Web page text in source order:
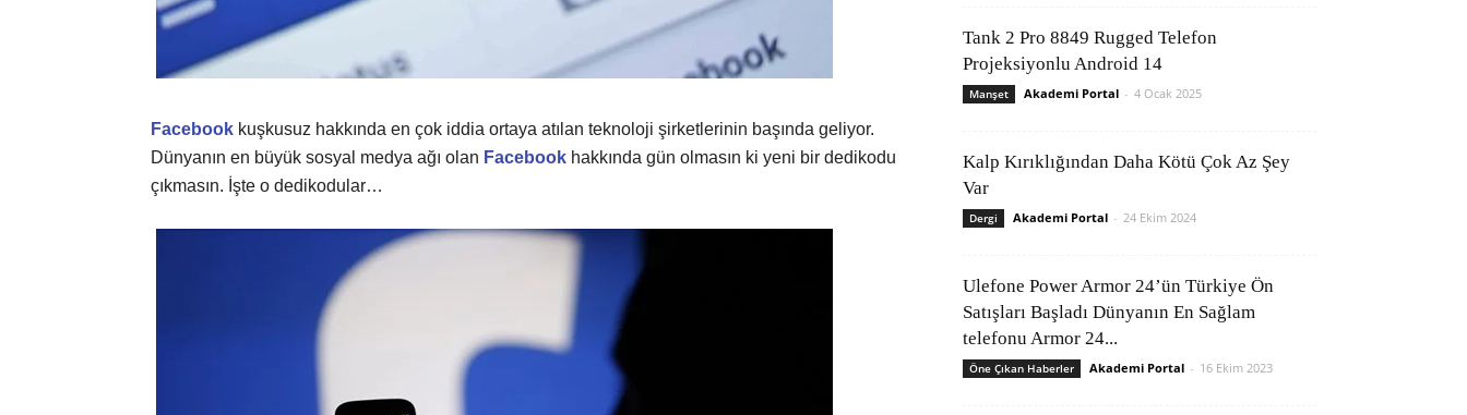
Facebook kuşkusuz hakkında en çok iddia ortaya atılan teknoloji şirketlerinin başında geliyor.
Dünyanın en büyük sosyal medya ağı olan Facebook hakkında gün olmasın ki yeni bir dedikodu
çıkmasın. İşte o dedikodular…
Tank 2 Pro 8849 Rugged Telefon
Projeksiyonlu Android 14
Manşet Akademi Portal - 4 Ocak 2025
Kalp Kırıklığından Daha Kötü Çok Az Şey
Var
Dergi Akademi Portal - 24 Ekim 2024
Ulefone Power Armor 24’ün Türkiye Ön
Satışları Başladı Dünyanın En Sağlam
telefonu Armor 24...
Öne Çıkan Haberler Akademi Portal - 16 Ekim 2023